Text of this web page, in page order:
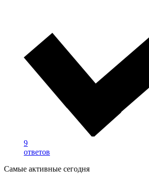
9
ответов
Самые активные сегодня